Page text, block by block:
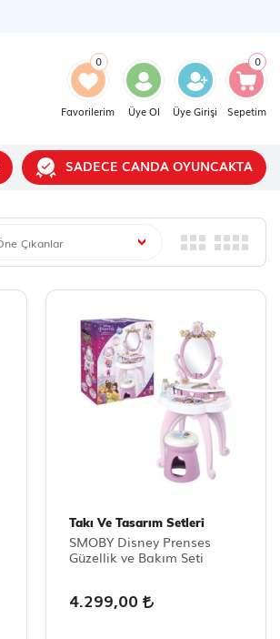
0
Favorilerim Üye Ol Üye Girişi
0
Sepetim
SADECE CANDA OYUNCAKTA
Takı Ve Tasarım Setleri
SMOBY Disney Prenses
Güzellik ve Bakım Seti
4.299,00